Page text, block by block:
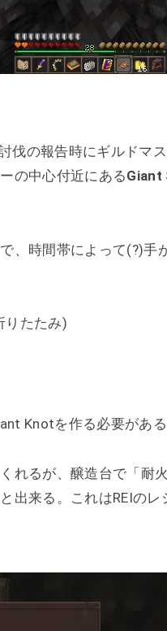
伐の報告時にギルドマ
の中心付近にあるGiant
、時間帯によって(?)手
りたたみ)
Knotを作る必要がある
れるが、醸造台で「耐
出来る。これはREIの